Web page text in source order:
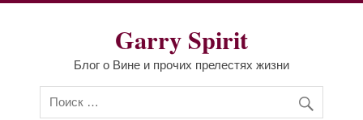
Перейти
Garry Spirit
Блог о Вине и прочих прелестях жизни